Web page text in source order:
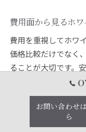
費用面から見るホ
費用を重視してホワ
価格比較だけでなく
ることが大切です。
易施術」など制限が
得られないケースも
賢く選ぶコツとして
ょう。例えば「1回
お問い合わせ
ら